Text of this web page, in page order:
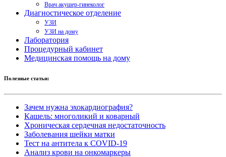
Врач акушер-гинеколог
Диагностическое отделение
УЗИ
УЗИ на дому
Лаборатория
Процедурный кабинет
Медицинская помощь на дому
Полезные статьи:
Зачем нужна эхокардиография?
Кашель: многоликий и коварный
Хроническая сердечная недостаточность
Заболевания шейки матки
Тест на антитела к COVID-19
Анализ крови на онкомаркеры